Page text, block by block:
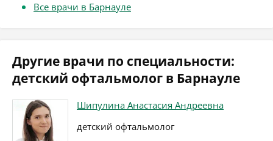
Все врачи в Барнауле
Другие врачи по специальности:
детский офтальмолог в Барнауле
Шипулина Анастасия Андреевна
детский офтальмолог